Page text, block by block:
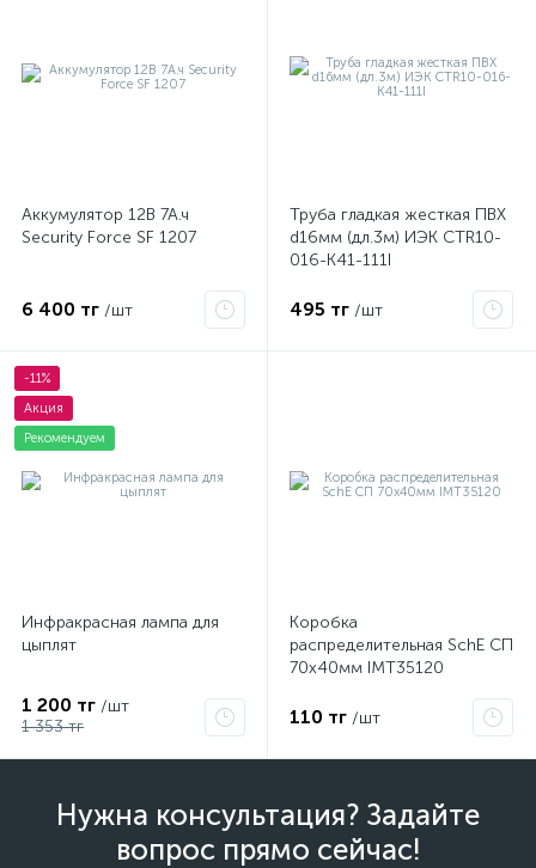
Аккумулятор 12В 7А.ч
Security Force SF 1207
6 400 тг /шт
Труба гладкая жесткая ПВХ
d16мм (дл.3м) ИЭК CTR10-
016-K41-111I
495 тг /шт
-11%
Акция
Рекомендуем
Инфракрасная лампа для
цыплят
1 200 тг /шт
1 353 тг
Коробка
распределительная SchE СП
70х40мм IMT35120
110 тг /шт
Нужна консультация? Задайте
вопрос прямо сейчас!